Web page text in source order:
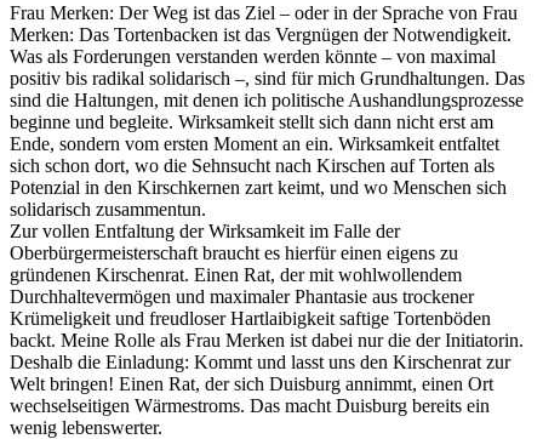
Frau Merken: Der Weg ist das Ziel – oder in der Sprache von Frau
Merken: Das Tortenbacken ist das Vergnügen der Notwendigkeit.
Was als Forderungen verstanden werden könnte – von maximal
positiv bis radikal solidarisch –, sind für mich Grundhaltungen. Das
sind die Haltungen, mit denen ich politische Aushandlungsprozesse
beginne und begleite. Wirksamkeit stellt sich dann nicht erst am
Ende, sondern vom ersten Moment an ein. Wirksamkeit entfaltet
sich schon dort, wo die Sehnsucht nach Kirschen auf Torten als
Potenzial in den Kirschkernen zart keimt, und wo Menschen sich
solidarisch zusammentun.
Zur vollen Entfaltung der Wirksamkeit im Falle der
Oberbürgermeisterschaft braucht es hierfür einen eigens zu
gründenen Kirschenrat. Einen Rat, der mit wohlwollendem
Durchhaltevermögen und maximaler Phantasie aus trockener
Krümeligkeit und freudloser Hartlaibigkeit saftige Tortenböden
backt. Meine Rolle als Frau Merken ist dabei nur die der Initiatorin.
Deshalb die Einladung: Kommt und lasst uns den Kirschenrat zur
Welt bringen! Einen Rat, der sich Duisburg annimmt, einen Ort
wechselseitigen Wärmestroms. Das macht Duisburg bereits ein
wenig lebenswerter.